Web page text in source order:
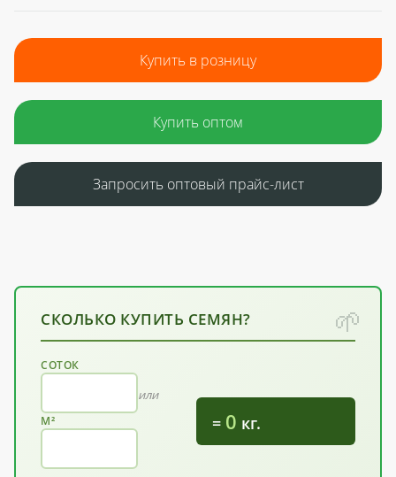
Купить в розницу
Купить оптом
Запросить оптовый прайс-лист
СКОЛЬКО КУПИТЬ СЕМЯН?
СОТОК
или
М² = 0 кг.